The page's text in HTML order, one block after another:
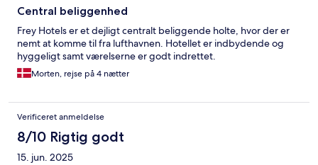
Central beliggenhed
Frey Hotels er et dejligt centralt beliggende holte, hvor der er
nemt at komme til fra lufthavnen. Hotellet er indbydende og
hyggeligt samt værelserne er godt indrettet.
Morten, rejse på 4 nætter
Verificeret anmeldelse
8/10 Rigtig godt
15. jun. 2025